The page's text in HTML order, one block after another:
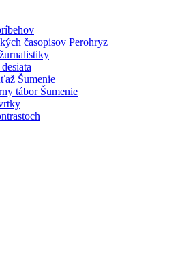
časopisov Perohryz
Šumenie
tábor Šumenie